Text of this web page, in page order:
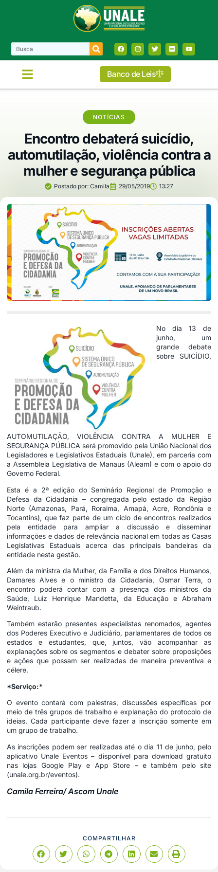
Banco de Leis
NOTÍCIAS
Encontro debaterá suicídio,
automutilação, violência contra a
mulher e segurança pública
Postado por: Camila 29/05/2019 13:27
No dia 13 de
junho, um
grande debate
sobre SUICÍDIO,
AUTOMUTILAÇÃO, VIOLÊNCIA CONTRA A MULHER E
SEGURANÇA PÚBLICA será promovido pela União Nacional dos
Legisladores e Legislativos Estaduais (Unale), em parceria com
a Assembleia Legislativa de Manaus (Aleam) e com o apoio do
Governo Federal.
Esta é a 2ª edição do Seminário Regional de Promoção e
Defesa da Cidadania – congregada pelo estado da Região
Norte (Amazonas, Pará, Roraima, Amapá, Acre, Rondônia e
Tocantins), que faz parte de um ciclo de encontros realizados
pela entidade para ampliar a discussão e disseminar
informações e dados de relevância nacional em todas as Casas
Legislativas Estaduais acerca das principais bandeiras da
entidade nesta gestão.
Além da ministra da Mulher, da Família e dos Direitos Humanos,
Damares Alves e o ministro da Cidadania, Osmar Terra, o
encontro poderá contar com a presença dos ministros da
Saúde, Luiz Henrique Mandetta, da Educação e Abraham
Weintraub.
Também estarão presentes especialistas renomados, agentes
dos Poderes Executivo e Judiciário, parlamentares de todos os
estados e estudantes, que, juntos, vão acompanhar as
explanações sobre os segmentos e debater sobre proposições
e ações que possam ser realizadas de maneira preventiva e
célere.
*Serviço:*
O evento contará com palestras, discussões específicas por
meio de três grupos de trabalho e explanação do protocolo de
ideias. Cada participante deve fazer a inscrição somente em
um grupo de trabalho.
As inscrições podem ser realizadas até o dia 11 de junho, pelo
aplicativo Unale Eventos – disponível para download gratuito
nas lojas Google Play e App Store – e também pelo site
(unale.org.br/eventos).
Camila Ferreira/ Ascom Unale
COMPARTILHAR